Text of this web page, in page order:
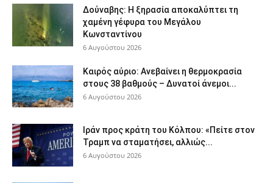
Δούναβης: Η ξηρασία αποκαλύπτει τη
χαμένη γέφυρα του Μεγάλου
Κωνσταντίνου
6 Αυγούστου 2026
Καιρός αύριο: Ανεβαίνει η θερμοκρασία
στους 38 βαθμούς – Δυνατοί άνεμοι...
6 Αυγούστου 2026
Ιράν προς κράτη του Κόλπου: «Πείτε στον
Τραμπ να σταματήσει, αλλιώς...
6 Αυγούστου 2026